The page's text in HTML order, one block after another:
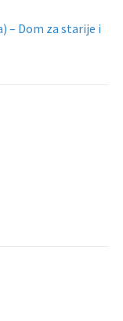
– Dom za starije i